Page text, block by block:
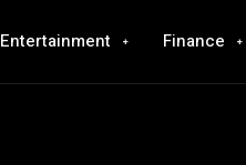
Entertainment Finance